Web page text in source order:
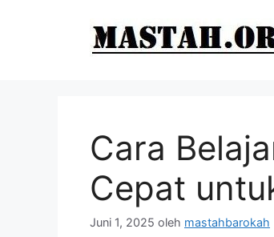
Cara
Cepat
Juni 1, 2025 oleh mastahbarokah